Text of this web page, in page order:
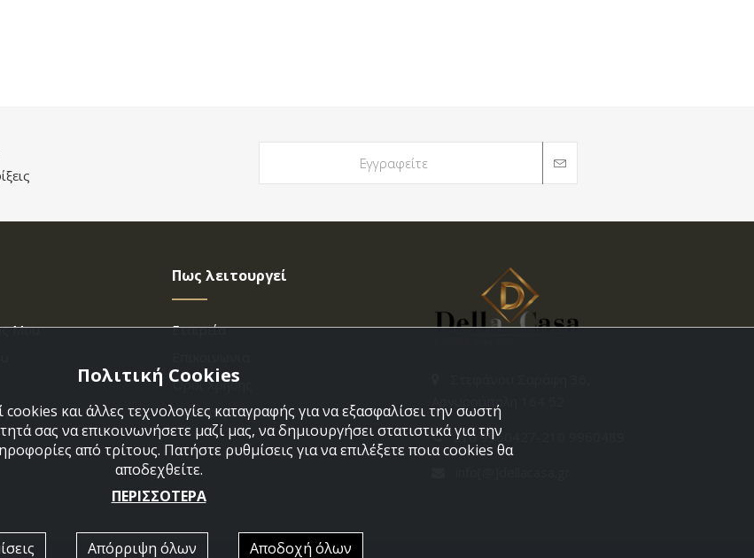
Μου
Πως λειτουργεί
Εταιρεία
Όροι Χρήσης
Πολιτική Cookies
Αργυρούπολη 164 52
210 9960427-210 9960489
Πολιτική Cookies
και άλλες τεχνολογίες καταγραφής για να εξασφαλίσει την σωστή
σας να επικοινωνήσετε μαζί μας, να δημιουργήσει στατιστικά για την
από τρίτους. Πατήστε ρυθμίσεις για να επιλέξετε ποια cookies θα
αποδεχθείτε.
ΠΕΡΙΣΣΟΤΕΡΑ
Απόρριψη όλων Αποδοχή όλων